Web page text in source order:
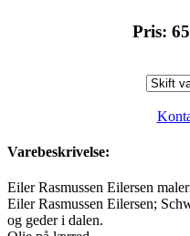
Pris:
Varebeskrivelse:
Eiler Rasmussen Eilersen
Eiler Rasmussen Eilersen;
og geder i dalen.